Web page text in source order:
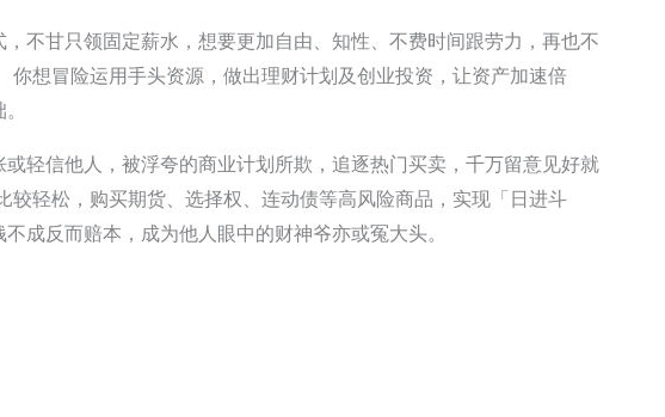
不甘只领固定薪水，想要更加自由、知性、不费时间跟劳力，再也不
你想冒险运用手头资源，做出理财计划及创业投资，让资产加速倍
轻信他人，被浮夸的商业计划所欺，追逐热门买卖，千万留意见好就
较轻松，购买期货、选择权、连动债等高风险商品，实现「日进斗
成反而赔本，成为他人眼中的财神爷亦或冤大头。